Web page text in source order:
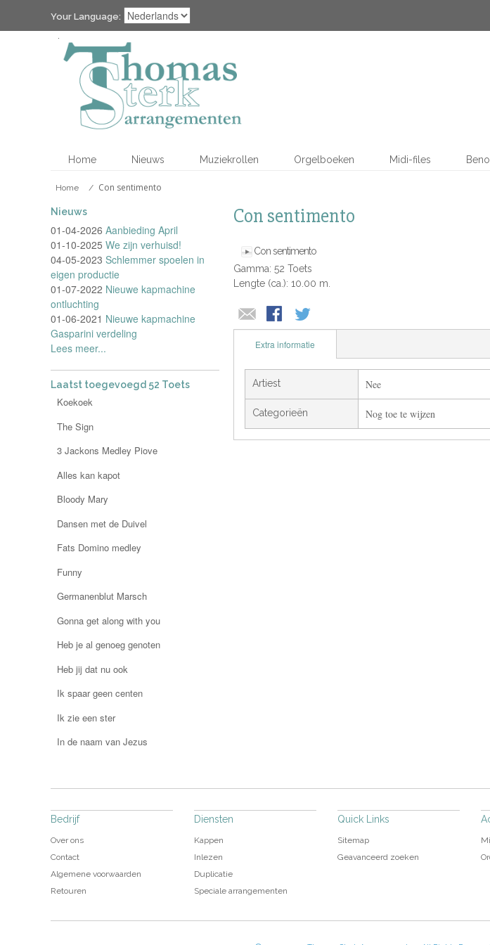
Your Language:
Home Nieuws Muziekrollen Orgelboeken Midi-files
Home / Con sentimento
Con sentimento
Con sentimento
Gamma: 52 Toets
Lengte (ca.): 10.00 m.
Extra informatie
Artiest Nee
Categorieën Nog toe te wijzen
Nieuws
01-04-2026 Aanbieding April
01-10-2025 We zijn verhuisd!
04-05-2023 Schlemmer spoelen in
eigen productie
01-07-2022 Nieuwe kapmachine
ontluchting
01-06-2021 Nieuwe kapmachine
Gasparini verdeling
Lees meer...
Laatst toegevoegd 52 Toets
Koekoek
The Sign
3 Jackons Medley Piove
Alles kan kapot
Bloody Mary
Dansen met de Duivel
Fats Domino medley
Funny
Germanenblut Marsch
Gonna get along with you
Heb je al genoeg genoten
Heb jij dat nu ook
Ik spaar geen centen
Ik zie een ster
In de naam van Jezus
Bedrijf
Over ons
Contact
Algemene voorwaarden
Retouren
Diensten
Kappen
Inlezen
Duplicatie
Speciale arrangementen
Quick Links
Sitemap
Geavanceerd zoeken